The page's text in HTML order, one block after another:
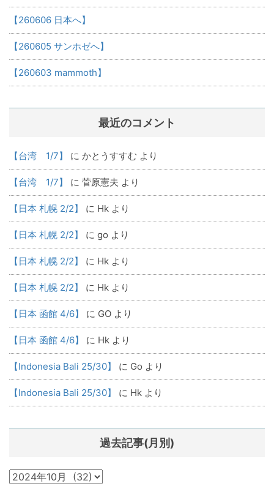
【260606 日本へ】
【260605 サンホゼへ】
【260603 mammoth】
最近のコメント
【台湾 1/7】 に かとうすすむ より
【台湾 1/7】 に 菅原憲夫 より
【日本 札幌 2/2】 に Hk より
【日本 札幌 2/2】 に go より
【日本 札幌 2/2】 に Hk より
【日本 札幌 2/2】 に Hk より
【日本 函館 4/6】 に GO より
【日本 函館 4/6】 に Hk より
【Indonesia Bali 25/30】 に Go より
【Indonesia Bali 25/30】 に Hk より
過去記事(月別)
過